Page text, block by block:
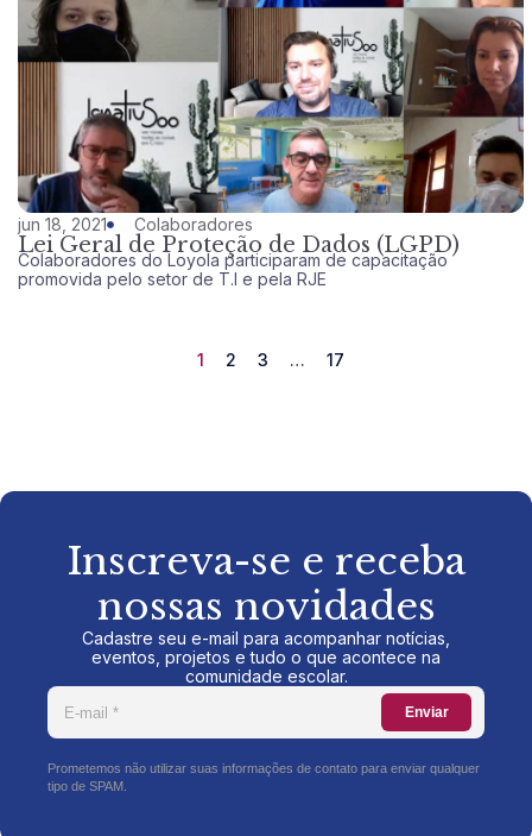
jun 18, 2021 Colaboradores
Lei Geral de Proteção de Dados (LGPD)
Colaboradores do Loyola participaram de capacitação
promovida pelo setor de T.I e pela RJE
1 2 3 … 17
Inscreva-se e receba
nossas novidades
Cadastre seu e-mail para acompanhar notícias,
eventos, projetos e tudo o que acontece na
comunidade escolar.
Enviar
Prometemos não utilizar suas informações de contato para enviar qualquer
tipo de SPAM.